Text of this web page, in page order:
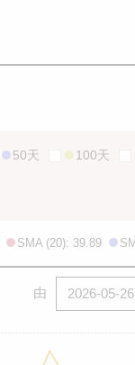
50天 100天
SMA (20): 39.89
由